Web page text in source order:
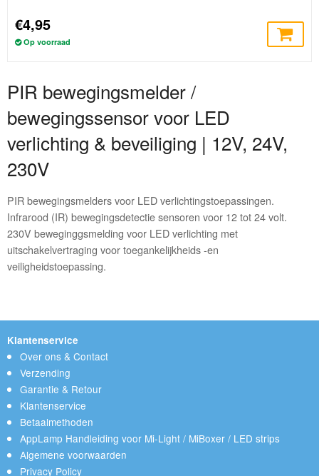
€4,95
Op voorraad
PIR bewegingsmelder /
bewegingssensor voor LED
verlichting & beveiliging | 12V, 24V,
230V
PIR bewegingsmelders voor LED verlichtingstoepassingen.
Infrarood (IR) bewegingsdetectie sensoren voor 12 tot 24 volt.
230V beweginggsmelding voor LED verlichting met
uitschakelvertraging voor toegankelijkheids -en
veiligheidstoepassing.
Klantenservice
Over ons & Contact
Verzending
Garantie & Retour
Klantenservice
Betaalmethoden
AppLamp Handleiding voor Mi-Light / MiBoxer / LED strips
Algemene voorwaarden
Privacy Policy